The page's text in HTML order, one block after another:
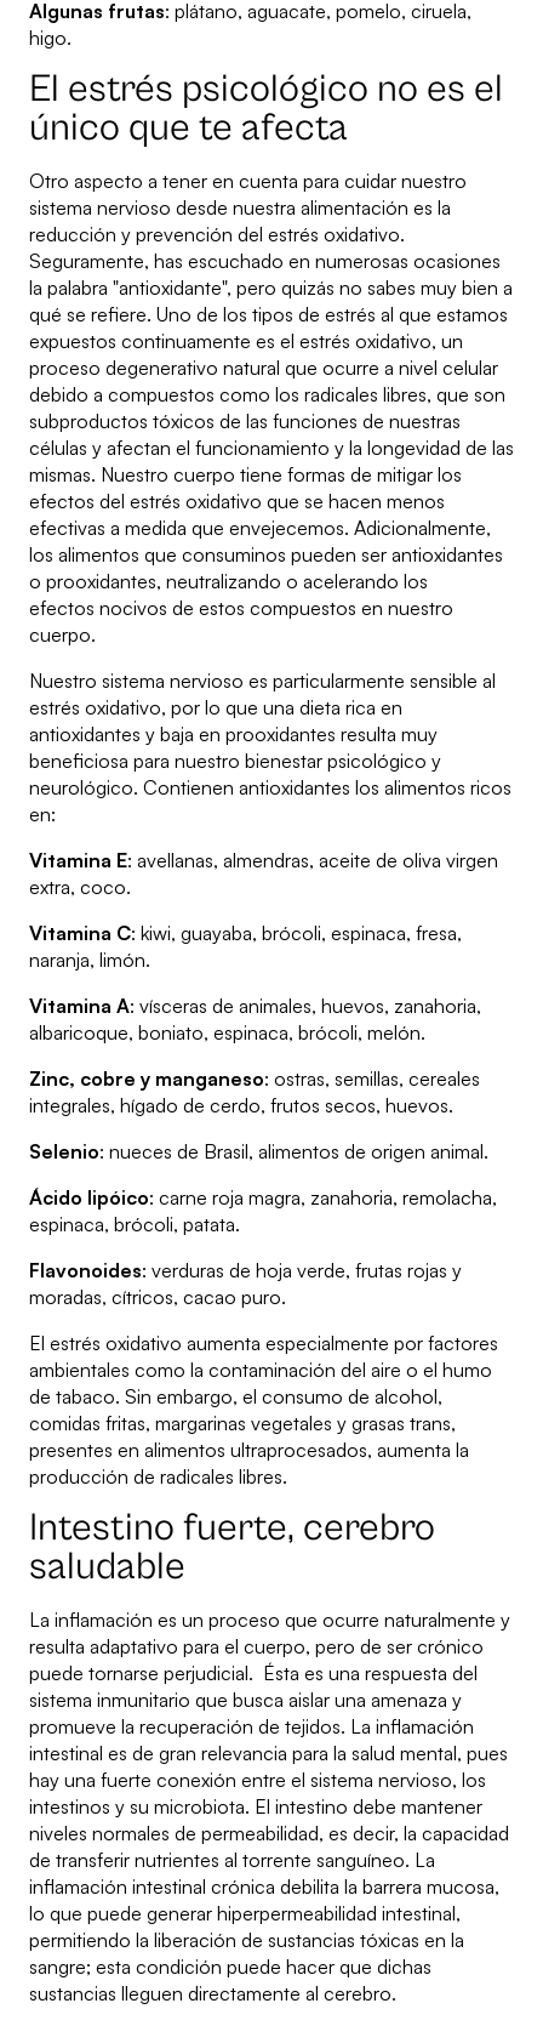
Algunas frutas: plátano, aguacate, pomelo, ciruela,
higo.
El estrés psicológico no es el
único que te afecta
Otro aspecto a tener en cuenta para cuidar nuestro
sistema nervioso desde nuestra alimentación es la
reducción y prevención del estrés oxidativo.
Seguramente, has escuchado en numerosas ocasiones
la palabra "antioxidante", pero quizás no sabes muy bien a
qué se refiere. Uno de los tipos de estrés al que estamos
expuestos continuamente es el estrés oxidativo, un
proceso degenerativo natural que ocurre a nivel celular
debido a compuestos como los radicales libres, que son
subproductos tóxicos de las funciones de nuestras
células y afectan el funcionamiento y la longevidad de las
mismas. Nuestro cuerpo tiene formas de mitigar los
efectos del estrés oxidativo que se hacen menos
efectivas a medida que envejecemos. Adicionalmente,
los alimentos que consuminos pueden ser antioxidantes
o prooxidantes, neutralizando o acelerando los
efectos nocivos de estos compuestos en nuestro
cuerpo.
Nuestro sistema nervioso es particularmente sensible al
estrés oxidativo, por lo que una dieta rica en
antioxidantes y baja en prooxidantes resulta muy
beneficiosa para nuestro bienestar psicológico y
neurológico. Contienen antioxidantes los alimentos ricos
en:
Vitamina E: avellanas, almendras, aceite de oliva virgen
extra, coco.
Vitamina C: kiwi, guayaba, brócoli, espinaca, fresa,
naranja, limón.
Vitamina A: vísceras de animales, huevos, zanahoria,
albaricoque, boniato, espinaca, brócoli, melón.
Zinc, cobre y manganeso: ostras, semillas, cereales
integrales, hígado de cerdo, frutos secos, huevos.
Selenio: nueces de Brasil, alimentos de origen animal.
Ácido lipóico: carne roja magra, zanahoria, remolacha,
espinaca, brócoli, patata.
Flavonoides: verduras de hoja verde, frutas rojas y
moradas, cítricos, cacao puro.
El estrés oxidativo aumenta especialmente por factores
ambientales como la contaminación del aire o el humo
de tabaco. Sin embargo, el consumo de alcohol,
comidas fritas, margarinas vegetales y grasas trans,
presentes en alimentos ultraprocesados, aumenta la
producción de radicales libres.
Intestino fuerte, cerebro
saludable
La inflamación es un proceso que ocurre naturalmente y
resulta adaptativo para el cuerpo, pero de ser crónico
puede tornarse perjudicial. Ésta es una respuesta del
sistema inmunitario que busca aislar una amenaza y
promueve la recuperación de tejidos. La inflamación
intestinal es de gran relevancia para la salud mental, pues
hay una fuerte conexión entre el sistema nervioso, los
intestinos y su microbiota. El intestino debe mantener
niveles normales de permeabilidad, es decir, la capacidad
de transferir nutrientes al torrente sanguíneo. La
inflamación intestinal crónica debilita la barrera mucosa,
lo que puede generar hiperpermeabilidad intestinal,
permitiendo la liberación de sustancias tóxicas en la
sangre; esta condición puede hacer que dichas
sustancias lleguen directamente al cerebro.